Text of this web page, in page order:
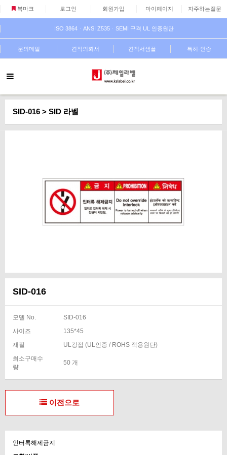
북마크 로그인 회원가입 마이페이지 자주하는질문
ISO 3864ㆍANSI Z535ㆍSEMI 규격 UL 인증원단
문의메일 견적의뢰서 견적서샘플 특허·인증
SID-016 > SID 라벨
SID-016
모델 No.
SID-016
사이즈
135*45
재질
UL강접 (UL인증 / ROHS 적용원단)
최소구매수
량
50 개
이전으로
인터록해제금지